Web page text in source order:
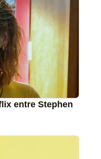
entre Stephen